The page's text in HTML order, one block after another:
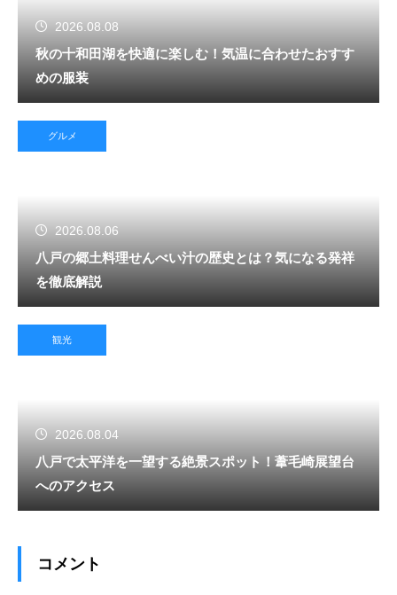
2026.08.08
秋の十和田湖を快適に楽しむ！気温に合わせたおすす
めの服装
グルメ
2026.08.06
八戸の郷土料理せんべい汁の歴史とは？気になる発祥
を徹底解説
観光
2026.08.04
八戸で太平洋を一望する絶景スポット！葦毛崎展望台
へのアクセス
コメント